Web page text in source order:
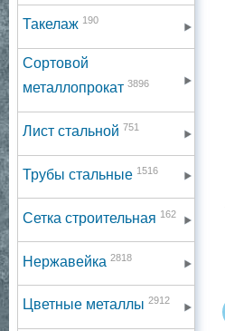
Такелаж 190
Сортовой
металлопрокат 3896
Лист стальной 751
Трубы стальные 1516
Сетка строительная 162
Нержавейка 2818
Цветные металлы 2912